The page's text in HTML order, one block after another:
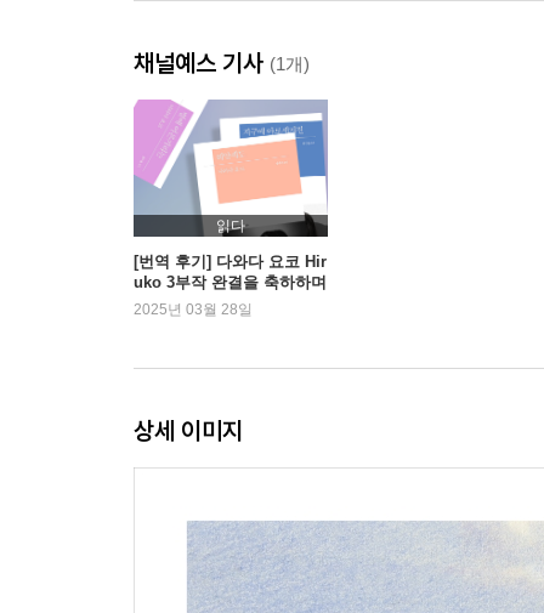
채널예스 기사 (1개)
읽다
[번역 후기] 다와다 요코 Hir
uko 3부작 완결을 축하하며
2025년 03월 28일
상세 이미지